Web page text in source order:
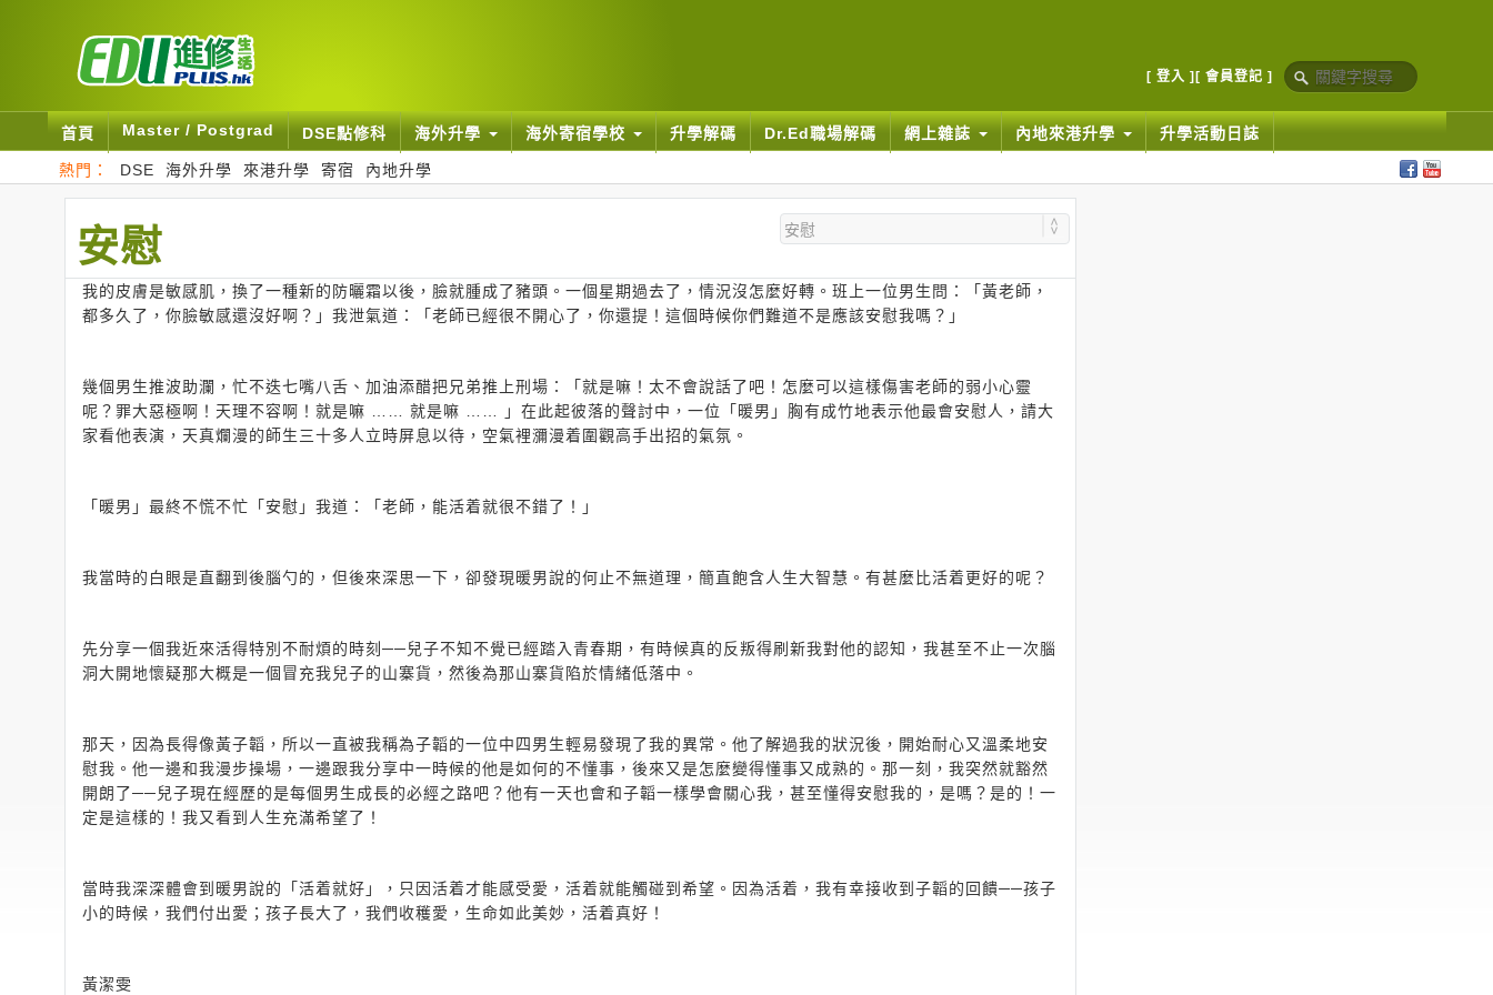
[ 登入 ] [ 會員登記 ]
首頁 Master / Postgrad DSE點修科 海外升學 海外寄宿學校 升學解碼 Dr.Ed職場解碼 網上雜誌 內地來港升學 升學活動日誌
熱門： DSE 海外升學 來港升學 寄宿 內地升學
安慰
我的皮膚是敏感肌，換了一種新的防曬霜以後，臉就腫成了豬頭。一個星期過去了，情況沒怎麼好轉。班上一位男生問：「黃老師，
都多久了，你臉敏感還沒好啊？」我泄氣道：「老師已經很不開心了，你還提！這個時候你們難道不是應該安慰我嗎？」
幾個男生推波助瀾，忙不迭七嘴八舌、加油添醋把兄弟推上刑場：「就是嘛！太不會說話了吧！怎麼可以這樣傷害老師的弱小心靈
呢？罪大惡極啊！天理不容啊！就是嘛 …… 就是嘛 …… 」在此起彼落的聲討中，一位「暖男」胸有成竹地表示他最會安慰人，請大
家看他表演，天真爛漫的師生三十多人立時屏息以待，空氣裡瀰漫着圍觀高手出招的氣氛。
「暖男」最終不慌不忙「安慰」我道：「老師，能活着就很不錯了！」
我當時的白眼是直翻到後腦勺的，但後來深思一下，卻發現暖男說的何止不無道理，簡直飽含人生大智慧。有甚麼比活着更好的呢？
先分享一個我近來活得特別不耐煩的時刻──兒子不知不覺已經踏入青春期，有時候真的反叛得刷新我對他的認知，我甚至不止一次腦
洞大開地懷疑那大概是一個冒充我兒子的山寨貨，然後為那山寨貨陷於情緒低落中。
那天，因為長得像黃子韜，所以一直被我稱為子韜的一位中四男生輕易發現了我的異常。他了解過我的狀況後，開始耐心又溫柔地安
慰我。他一邊和我漫步操場，一邊跟我分享中一時候的他是如何的不懂事，後來又是怎麼變得懂事又成熟的。那一刻，我突然就豁然
開朗了──兒子現在經歷的是每個男生成長的必經之路吧？他有一天也會和子韜一樣學會關心我，甚至懂得安慰我的，是嗎？是的！一
定是這樣的！我又看到人生充滿希望了！
當時我深深體會到暖男說的「活着就好」，只因活着才能感受愛，活着就能觸碰到希望。因為活着，我有幸接收到子韜的回饋──孩子
小的時候，我們付出愛；孩子長大了，我們收穫愛，生命如此美妙，活着真好！
黃潔雯